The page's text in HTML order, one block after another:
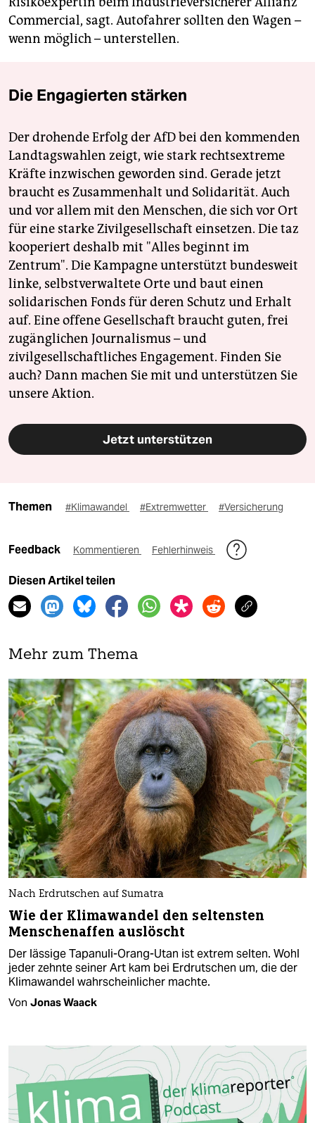
Commercial, sagt. Autofahrer sollten den Wagen –
wenn möglich – unterstellen.
Die Engagierten stärken
Der drohende Erfolg der AfD bei den kommenden
Landtagswahlen zeigt, wie stark rechtsextreme
Kräfte inzwischen geworden sind. Gerade jetzt
braucht es Zusammenhalt und Solidarität. Auch
und vor allem mit den Menschen, die sich vor Ort
für eine starke Zivilgesellschaft einsetzen. Die taz
kooperiert deshalb mit "Alles beginnt im
Zentrum". Die Kampagne unterstützt bundesweit
linke, selbstverwaltete Orte und baut einen
solidarischen Fonds für deren Schutz und Erhalt
auf. Eine offene Gesellschaft braucht guten, frei
zugänglichen Journalismus – und
zivilgesellschaftliches Engagement. Finden Sie
auch? Dann machen Sie mit und unterstützen Sie
unsere Aktion.
Jetzt unterstützen
Themen #Klimawandel #Extremwetter #Versicherung
Feedback Kommentieren Fehlerhinweis
Diesen Artikel teilen
Mehr zum Thema
Nach Erdrutschen auf Sumatra
Wie der Klimawandel den seltensten
Menschenaffen auslöscht
Der lässige Tapanuli-Orang-Utan ist extrem selten. Wohl
je­der zehnte seiner Art kam bei Erdrutschen um, die der
Klimawandel wahrscheinlicher machte.
Von Jonas Waack